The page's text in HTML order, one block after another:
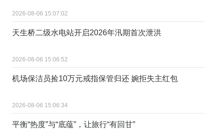
2026-08-06 15:07:02
天生桥二级水电站开启2026年汛期首次泄洪
2026-08-06 15:06:52
机场保洁员捡10万元戒指保管归还 婉拒失主红包
2026-08-06 15:06:34
平衡“热度”与“底蕴”，让旅行“有回甘”